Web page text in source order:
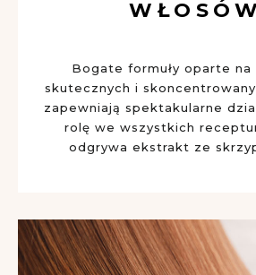
Bogate formuły oparte
skutecznych i
zapewniają spektakularne
rolę we wszystkich
odgrywa ekstrakt ze